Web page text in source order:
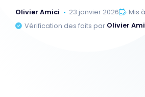
Olivier Amici 23 janvier 2026
Mis
Vérification des faits par Olivier